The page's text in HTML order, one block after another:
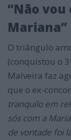
“Não vou
Mariana”
O triângulo
(conquistou o
Malveira faz
que o ex-
tranquilo em
sós com a
de vontade foi